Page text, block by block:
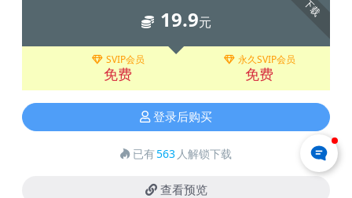
下载
19.9元
SVIP会员
免费
永久SVIP会员
免费
登录后购买
已有563 人解锁下载
查看预览